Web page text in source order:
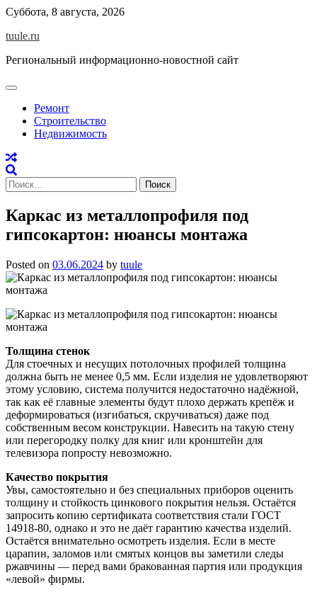
Skip
content
Суббота, 8 августа, 2026
tuule.ru
Региональный информационно-новостной сайт
Ремонт
Строительство
Недвижимость
Найти:
Каркас из металлопрофиля под
гипсокартон: нюансы монтажа
Posted on 03.06.2024 by tuule
Толщина стенок
Для стоечных и несущих потолочных профилей толщина
должна быть не менее 0,5 мм. Если изделия не удовлетворяют
этому условию, система получится недостаточно надёжной,
так как её главные элементы будут плохо держать крепёж и
деформироваться (изгибаться, скручиваться) даже под
собственным весом конструкции. Навесить на такую стену
или перегородку полку для книг или кронштейн для
телевизора попросту невозможно.
Качество покрытия
Увы, самостоятельно и без специальных приборов оценить
толщину и стойкость цинкового покрытия нельзя. Остаётся
запросить копию сертификата соответствия стали ГОСТ
14918-80, однако и это не даёт гарантию качества изделий.
Остаётся внимательно осмотреть изделия. Если в месте
царапин, заломов или смятых концов вы заметили следы
ржавчины — перед вами бракованная партия или продукция
«левой» фирмы.